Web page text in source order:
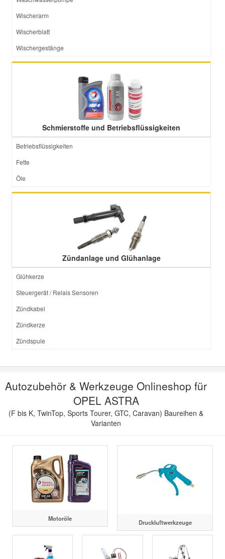
Wischerarm
Wischerblatt
Wischergestänge
Schmierstoffe und Betriebsflüssigkeiten
Betriebsflüssigkeiten
Fette
Öle
Zündanlage und Glühanlage
Glühkerze
Steuergerät / Relais Sensoren
Zündkabel
Zündkerze
Zündspule
Autozubehör & Werkzeuge Onlineshop für
OPEL ASTRA
(F bis K, TwinTop, Sports Tourer, GTC, Caravan) Baureihen &
Varianten
Motoröle Druckluftwerkzeuge